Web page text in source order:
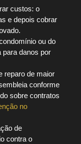
custos: o
e depois cobrar
ou do
para danos por
reparo de maior
conforme
sobre contratos
no
de
contra o